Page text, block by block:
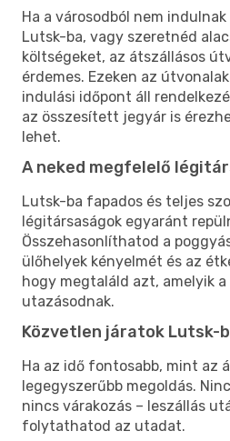
Ha a városodból nem
Lutsk-ba, vagy szeretnéd
költségeket, az átszállásos
érdemes. Ezeken az
indulási időpont áll
az összesített jegyár is
lehet.
A neked megfelelő
Lutsk-ba fapados és teljes
légitársaságok egyaránt
Összehasonlíthatod a
ülőhelyek kényelmét és az
hogy megtaláld azt, amelyik
utazásodnak.
Közvetlen járatok Lutsk-
Ha az idő fontosabb, mint az
legegyszerűbb megoldás.
nincs várakozás – leszállás
folytathatod az utadat.